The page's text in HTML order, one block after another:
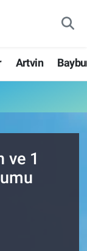
Artvin
ve 1